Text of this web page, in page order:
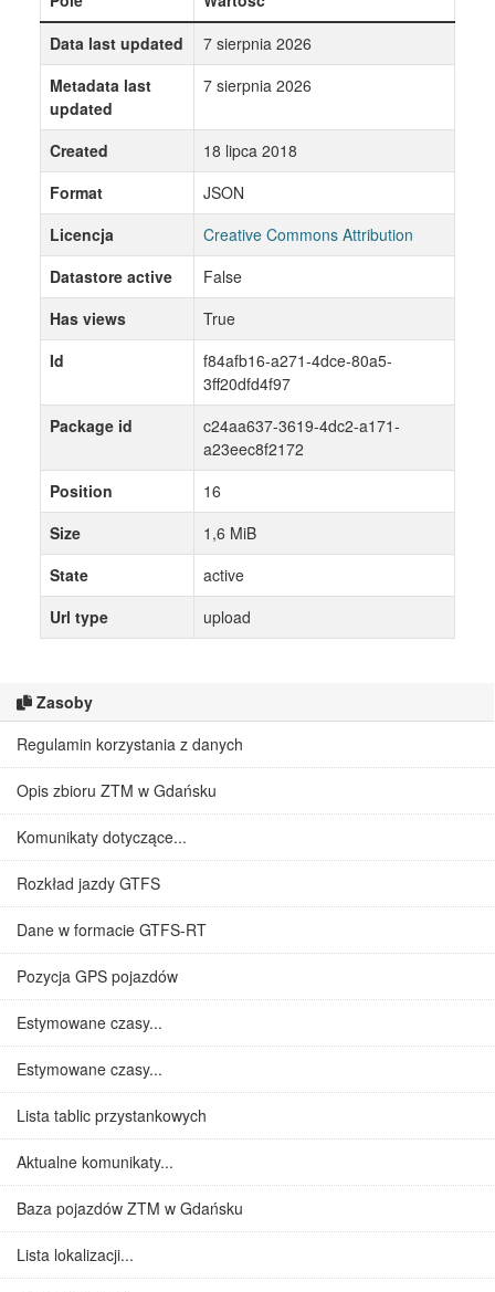
Zasoby
Regulamin korzystania z danych
Opis zbioru ZTM w Gdańsku
Komunikaty dotyczące...
Rozkład jazdy GTFS
Dane w formacie GTFS-RT
Pozycja GPS pojazdów
Estymowane czasy...
Estymowane czasy...
Lista tablic przystankowych
Aktualne komunikaty...
Baza pojazdów ZTM w Gdańsku
Lista lokalizacji...
Data last updated
7 sierpnia 2026
Metadata last
updated
7 sierpnia 2026
Created
18 lipca 2018
Format
JSON
Licencja
Creative Commons Attribution
Datastore active
False
Has views
True
Id
f84afb16-a271-4dce-80a5-
3ff20dfd4f97
Package id
c24aa637-3619-4dc2-a171-
a23eec8f2172
Position
16
Size
1,6 MiB
State
active
Url type
upload